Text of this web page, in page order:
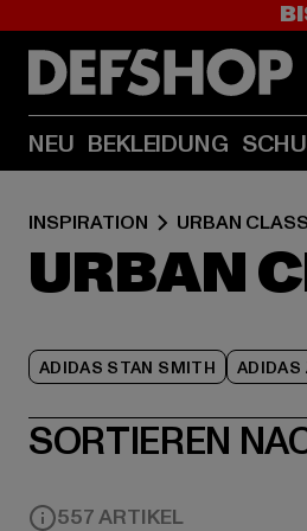
NEU BEKLEIDUNG
INSPIRATION URBAN
URBAN
ADIDAS STAN SMITH ADIDAS
SORTIEREN
557 ARTIKEL